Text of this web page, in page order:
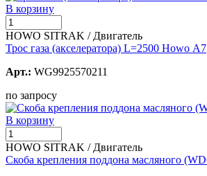
В корзину
HOWO SITRAK / Двигатель
Трос газа (акселератора) L=2500 Howo А7
Арт.: WG9925570211
по запросу
В корзину
HOWO SITRAK / Двигатель
Скоба крепления поддона масляного